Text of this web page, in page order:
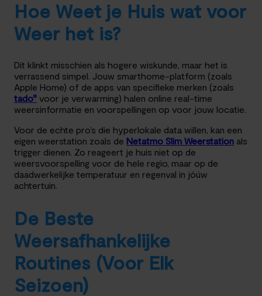
Hoe Weet je Huis wat voor
Weer het is?
Dit klinkt misschien als hogere wiskunde, maar het is
verrassend simpel. Jouw smarthome-platform (zoals
Apple Home) of de apps van specifieke merken (zoals
tado° voor je verwarming) halen online real-time
weersinformatie en voorspellingen op voor jouw locatie.
Voor de echte pro’s die hyperlokale data willen, kan een
eigen weerstation zoals de Netatmo Slim Weerstation als
trigger dienen. Zo reageert je huis niet op de
weersvoorspelling voor de hele regio, maar op de
daadwerkelijke temperatuur en regenval in jóúw
achtertuin.
De Beste
Weersafhankelijke
Routines (Voor Elk
Seizoen)